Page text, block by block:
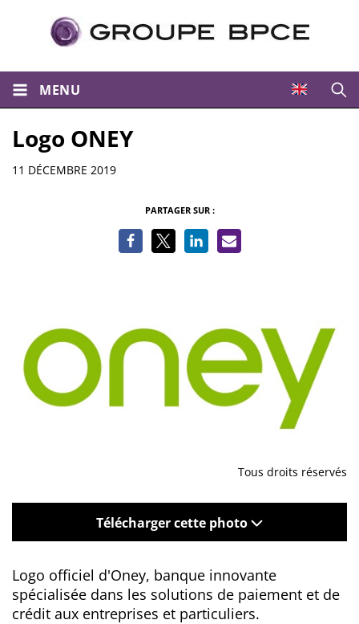
MENU
Logo ONEY
Informations
11 DÉCEMBRE 2019
PARTAGER SUR :
Tous droits réservés
Télécharger cette photo
Logo officiel d'Oney, banque innovante
spécialisée dans les solutions de paiement et de
crédit aux entreprises et particuliers.